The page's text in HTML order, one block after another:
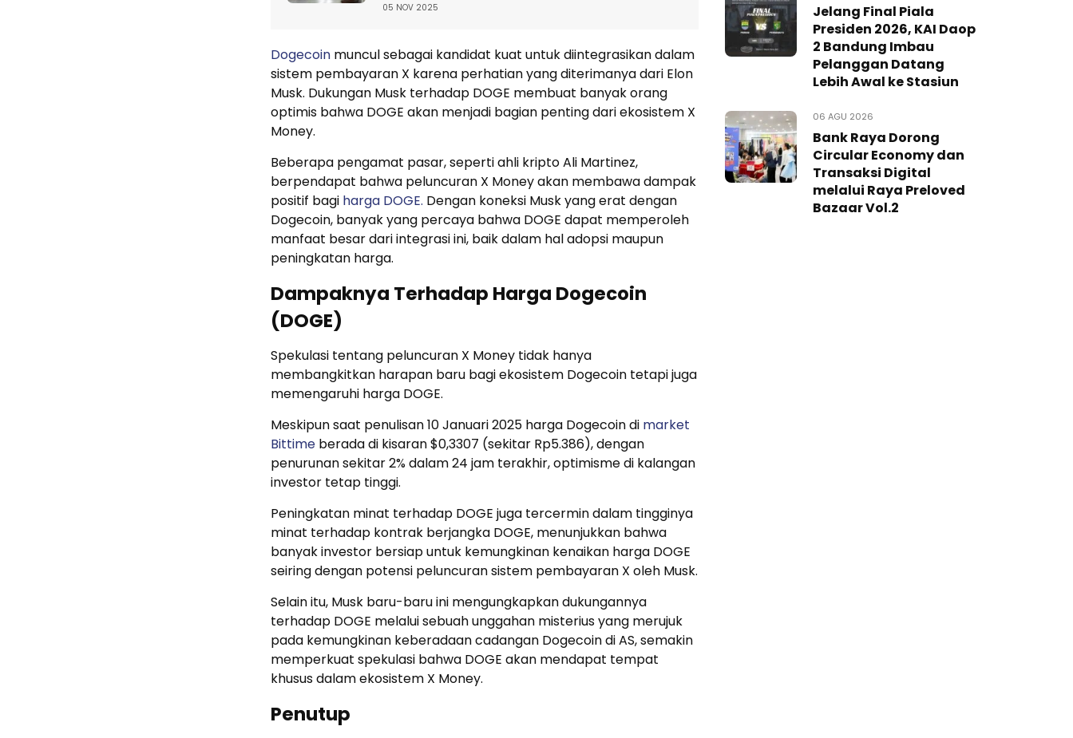
05 NOV 2025
Dogecoin muncul sebagai kandidat kuat untuk diintegrasikan dalam
sistem pembayaran X karena perhatian yang diterimanya dari Elon
Musk. Dukungan Musk terhadap DOGE membuat banyak orang
optimis bahwa DOGE akan menjadi bagian penting dari ekosistem X
Money.
Beberapa pengamat pasar, seperti ahli kripto Ali Martinez,
berpendapat bahwa peluncuran X Money akan membawa dampak
positif bagi harga DOGE. Dengan koneksi Musk yang erat dengan
Dogecoin, banyak yang percaya bahwa DOGE dapat memperoleh
manfaat besar dari integrasi ini, baik dalam hal adopsi maupun
peningkatan harga.
Dampaknya Terhadap Harga Dogecoin
(DOGE)
Spekulasi tentang peluncuran X Money tidak hanya
membangkitkan harapan baru bagi ekosistem Dogecoin tetapi juga
memengaruhi harga DOGE.
Meskipun saat penulisan 10 Januari 2025 harga Dogecoin di market
Bittime berada di kisaran $0,3307 (sekitar Rp5.386), dengan
penurunan sekitar 2% dalam 24 jam terakhir, optimisme di kalangan
investor tetap tinggi.
Peningkatan minat terhadap DOGE juga tercermin dalam tingginya
minat terhadap kontrak berjangka DOGE, menunjukkan bahwa
banyak investor bersiap untuk kemungkinan kenaikan harga DOGE
seiring dengan potensi peluncuran sistem pembayaran X oleh Musk.
Selain itu, Musk baru-baru ini mengungkapkan dukungannya
terhadap DOGE melalui sebuah unggahan misterius yang merujuk
pada kemungkinan keberadaan cadangan Dogecoin di AS, semakin
memperkuat spekulasi bahwa DOGE akan mendapat tempat
khusus dalam ekosistem X Money.
Penutup
Jelang Final Piala
Presiden 2026, KAI Daop
2 Bandung Imbau
Pelanggan Datang
Lebih Awal ke Stasiun
06 AGU 2026
Bank Raya Dorong
Circular Economy dan
Transaksi Digital
melalui Raya Preloved
Bazaar Vol.2